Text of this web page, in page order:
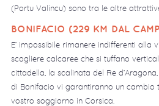
(Portu Valincu) sono tra le altre
BONIFACIO (229 KM DAL
E’ impossibile rimanere indifferenti alla
scogliere calcaree che si tuffano
cittadella, la scalinata del Re
di Bonifacio vi garantiranno un cambio
vostro soggiorno in Corsica.